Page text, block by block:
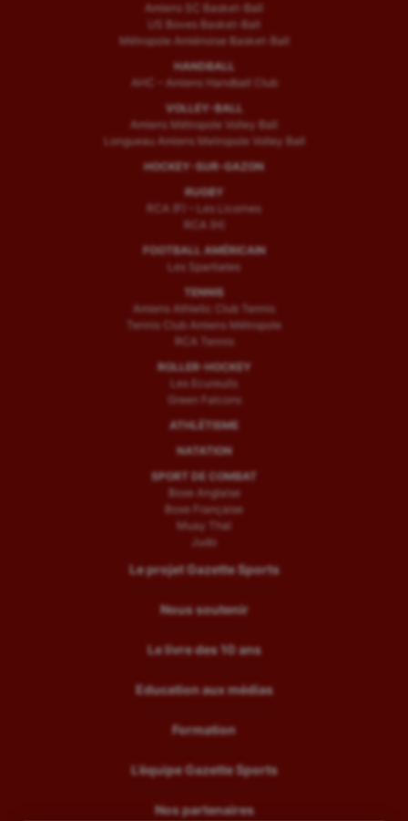
Amiens SC Basket-Ball
US Boves Basket-Ball
Métropole Amiénoise Basket-Ball
HANDBALL
AHC – Amiens Handball Club
VOLLEY-BALL
Amiens Métropole Volley Ball
Longueau Amiens Metropole Volley Ball
HOCKEY-SUR-GAZON
RUGBY
RCA (F) – Les Licornes
RCA (H)
FOOTBALL AMÉRICAIN
Les Spartiates
TENNIS
Amiens Athletic Club Tennis
Tennis Club Amiens Métropole
RCA Tennis
ROLLER-HOCKEY
Les Ecureuils
Green Falcons
ATHLÉTISME
NATATION
SPORT DE COMBAT
Boxe Anglaise
Boxe Française
Muay Thaï
Judo
Le projet Gazette Sports
Nous soutenir
Le livre des 10 ans
Education aux médias
Formation
L’équipe Gazette Sports
Nos partenaires